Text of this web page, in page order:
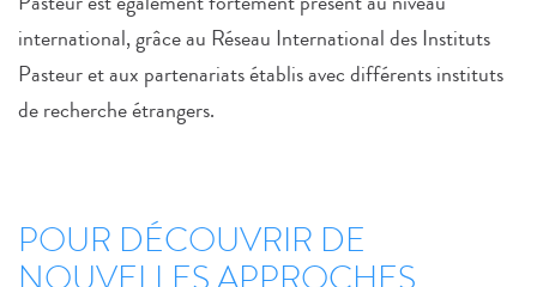
international, grâce au Réseau International des Instituts
Pasteur et aux partenariats établis avec différents instituts
de recherche étrangers.
POUR DÉCOUVRIR DE